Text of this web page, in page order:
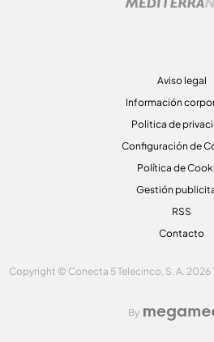
Aviso legal
Información
Politica de
Configuración de
Política de
Gestión
RSS
Contacto
Copyright © Conecta 5 Telecinco, S. A.
By